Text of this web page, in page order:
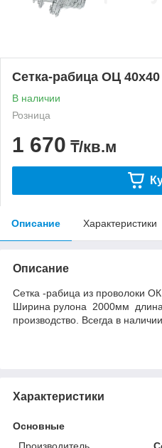
Сетка-рабица ОЦ
В наличии
Розница
1 670 ₸/кв.м
Описание Характеристики
Описание
Сетка -рабица из проволоки
Ширина рулона 2000мм
производство. Всегда в
Характеристики
Основные
Производитель